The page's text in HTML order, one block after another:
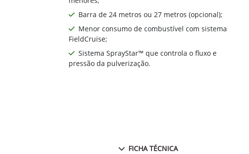
Barra de 24 metros ou 27 metros (opcional);
Menor consumo de combustível com sistema
FieldCruise;
Sistema SprayStar™ que controla o fluxo e
pressão da pulverização.
FICHA TÉCNICA